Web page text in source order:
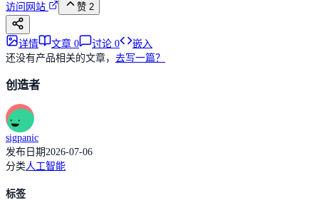
访问网站 赞 2
详情 文章 0 讨论 0
嵌入
还没有产品相关的文章， 去写一篇？
创造者
sigpanic
发布日期2026-07-06
分类人工智能
标签